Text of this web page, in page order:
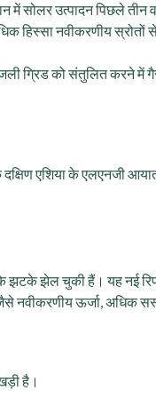
सोलर उत्पादन पिछले तीन
हिस्सा नवीकरणीय स्रोतों
ग्रिड को संतुलित करने में
एशिया के एलएनजी
झटके झेल चुकी हैं। यह नई
नवीकरणीय ऊर्जा, अधिक
है।